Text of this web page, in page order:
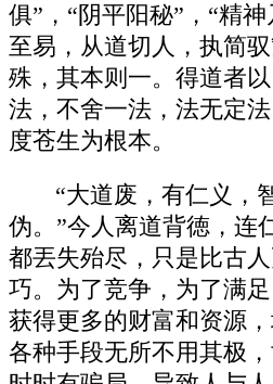
俱”，“阴平阳秘”，“精神
至易，从道切人，执简
殊，其本则一。得道者
法，不舍一法，法无定
度苍生为根本。
“大道废，有仁义，
伪。”今人离道背徳，连
都丟失殆尽，只是比古
巧。为了竞争，为了满
获得更多的财富和资源
各种手段无所不用其极，